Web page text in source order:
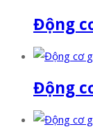
Động
Động